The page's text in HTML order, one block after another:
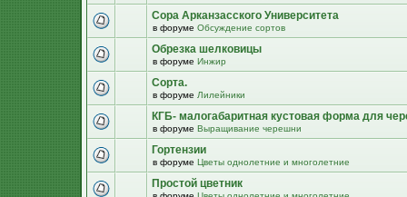
Сора Арканзасского Университета
в форуме Обсуждение сортов
Обрезка шелковицы
в форуме Инжир
Сорта.
в форуме Лилейники
КГБ- малогабаритная кустовая форма для
в форуме Выращивание черешни
Гортензии
в форуме Цветы однолетние и многолетние
Простой цветник